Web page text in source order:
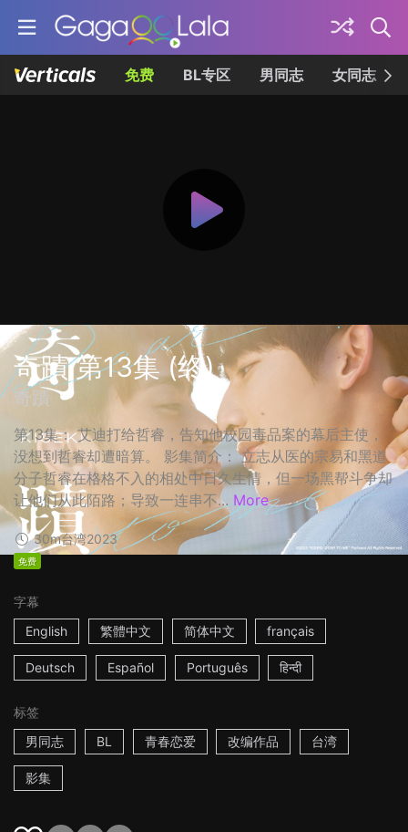
免费 BL专区 男同志 女同志
奇蹟 第13集 (终)
奇蹟
第13集： 艾迪打给哲睿，告知他校园毒品案的幕后主使，
没想到哲睿却遭暗算。 影集简介： 立志从医的宗易和黑道
分子哲睿在格格不入的相处中日久生情，但一场黑帮斗争却
让他们从此陌路；导致一连串不... More
30m台湾2023
免费
字幕
English
繁體中文 简体中文 français
Deutsch Español Português हिन्दी
标签
男同志
BL 青春恋爱 改编作品 台湾
影集